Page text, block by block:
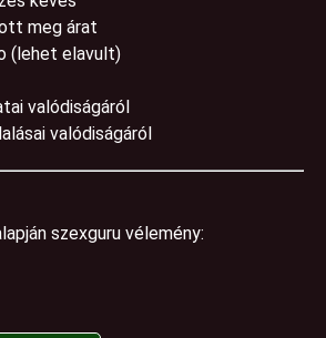
meg árat
(lehet elavult)
valódiságáról
valódiságáról
szexguru vélemény: